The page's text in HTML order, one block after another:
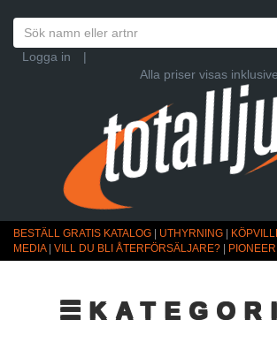
Logga in
|
Alla priser visas
BESTÄLL GRATIS KATALOG UTHYRNING
MEDIA| VILL DU BLI ÅTERFÖRSÄLJARE?